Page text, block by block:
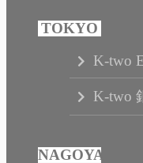
K-two
K-two